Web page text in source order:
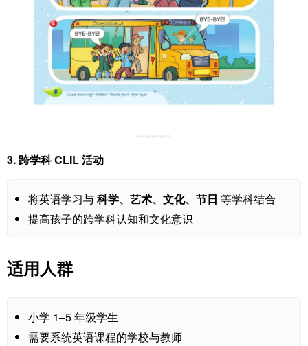
3. 跨学科 CLIL 活动
将英语学习与科学、艺术、文化、节日 等学科结合
提高孩子的跨学科认知和文化意识
适用人群
小学 1–5 年级学生
需要系统英语课程的学校与教师